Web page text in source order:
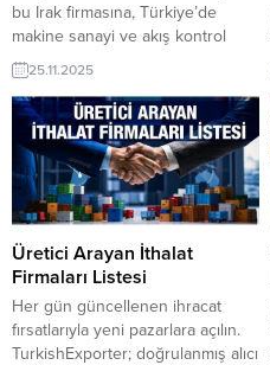
bu Irak firmasına, Türkiye’de
makine sanayi ve akış kontrol
ekipmanları ile vana üreticisi veya
tedarikçisi olan ihracatçı firmalar
teklif sunabilirler. Yeni bir ihracat
pazarı fırsatı olan bu alım ilanının
iletişim bilgilerine TurkishExporter
VIP üyeleri ile TE üyelik kredisi
sahibi ihracat şirketleri
erişebilmektedir. ➤ Bu ithalat...
25.11.2025
Üretici Arayan İthalat
Firmaları Listesi
Her gün güncellenen ihracat
fırsatlarıyla yeni pazarlara açılın.
TurkishExporter; doğrulanmış alıcı